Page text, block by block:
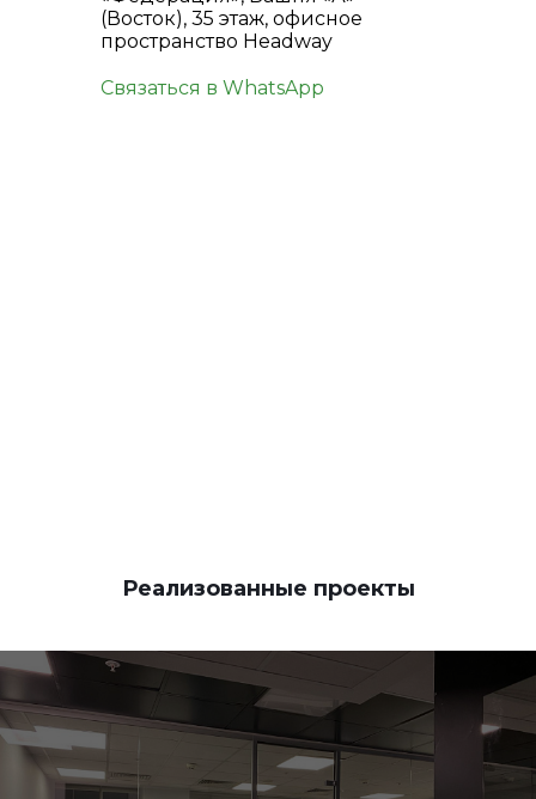
(Восток), 35 этаж, офисное
пространство Headway
Связаться в WhatsApp
Реализованные проекты